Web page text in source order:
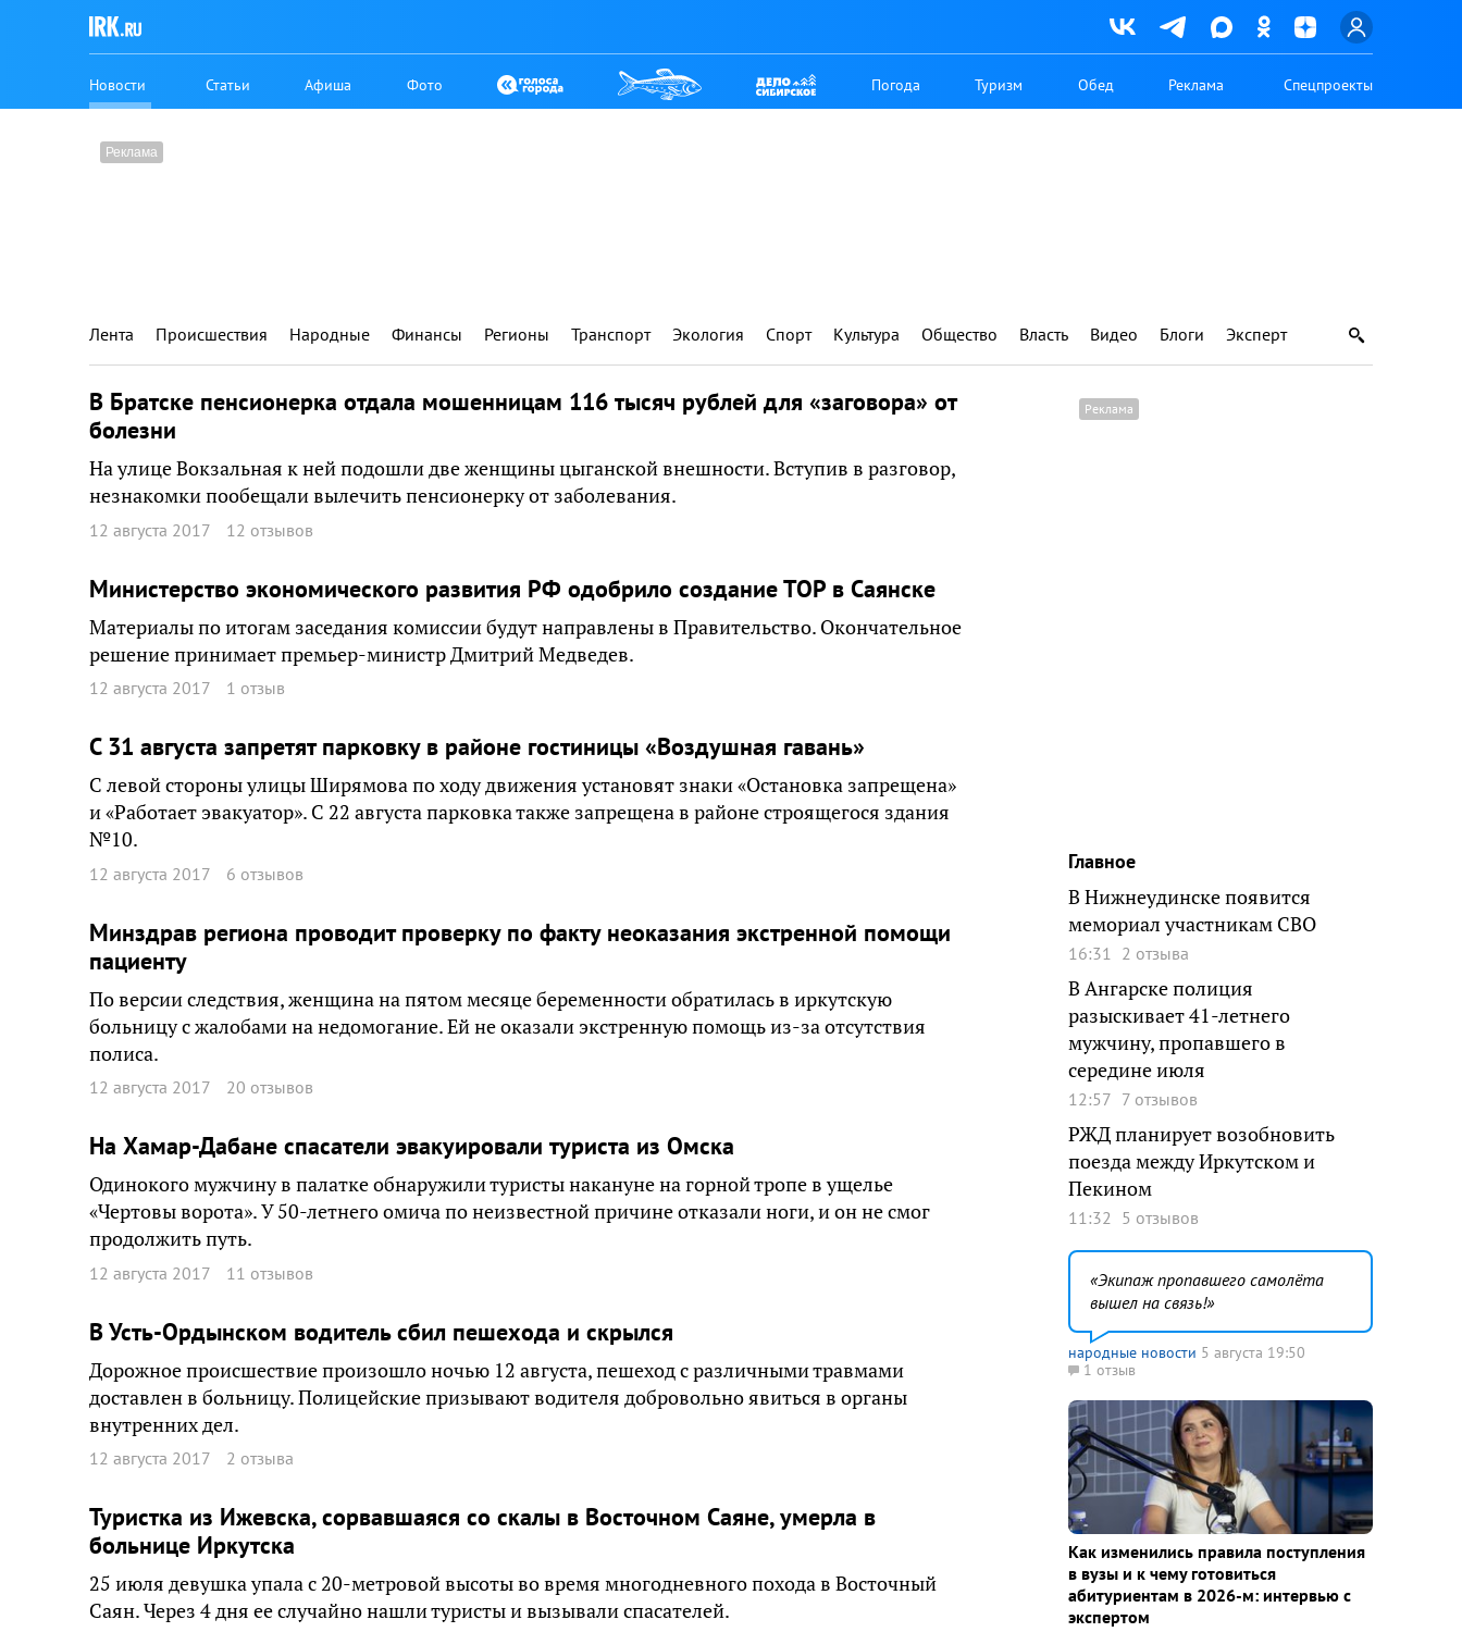
Новости Статьи Афиша Фото Погода Туризм Обед Реклама Спецпроекты
Лента Происшествия Народные Финансы Регионы Транспорт Экология Спорт Культура Общество Власть Видео Блоги Эксперт
В Братске пенсионерка отдала мошенницам 116 тысяч рублей для «заговора» от
болезни
На улице Вокзальная к ней подошли две женщины цыганской внешности. Вступив в разговор,
незнакомки пообещали вылечить пенсионерку от заболевания.
12 августа 2017 12 отзывов
Министерство экономического развития РФ одобрило создание ТОР в Саянске
Материалы по итогам заседания комиссии будут направлены в Правительство. Окончательное
решение принимает премьер-министр Дмитрий Медведев.
12 августа 2017 1 отзыв
С 31 августа запретят парковку в районе гостиницы «Воздушная гавань»
С левой стороны улицы Ширямова по ходу движения установят знаки «Остановка запрещена»
и «Работает эвакуатор». С 22 августа парковка также запрещена в районе строящегося здания
№10.
12 августа 2017 6 отзывов
Минздрав региона проводит проверку по факту неоказания экстренной помощи
пациенту
По версии следствия, женщина на пятом месяце беременности обратилась в иркутскую
больницу с жалобами на недомогание. Ей не оказали экстренную помощь из-за отсутствия
полиса.
12 августа 2017 20 отзывов
На Хамар-Дабане спасатели эвакуировали туриста из Омска
Одинокого мужчину в палатке обнаружили туристы накануне на горной тропе в ущелье
«Чертовы ворота». У 50-летнего омича по неизвестной причине отказали ноги, и он не смог
продолжить путь.
12 августа 2017 11 отзывов
В Усть-Ордынском водитель сбил пешехода и скрылся
Дорожное происшествие произошло ночью 12 августа, пешеход с различными травмами
доставлен в больницу. Полицейские призывают водителя добровольно явиться в органы
внутренних дел.
12 августа 2017 2 отзыва
Туристка из Ижевска, сорвавшаяся со скалы в Восточном Саяне, умерла в
больнице Иркутска
25 июля девушка упала с 20-метровой высоты во время многодневного похода в Восточный
Саян. Через 4 дня ее случайно нашли туристы и вызывали спасателей.
Главное
В Нижнеудинске появится
мемориал участникам СВО
16:31 2 отзыва
В Ангарске полиция
разыскивает 41-летнего
мужчину, пропавшего в
середине июля
12:57 7 отзывов
РЖД планирует возобновить
поезда между Иркутском и
Пекином
11:32 5 отзывов
Экипаж пропавшего самолёта
вышел на связь!
народные новости 5 августа 19:50
1 отзыв
Как изменились правила поступления
в вузы и к чему готовиться
абитуриентам в 2026-м: интервью с
экспертом